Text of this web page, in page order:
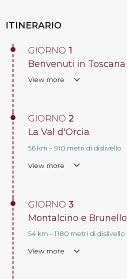
ITINERARIO
GIORNO 1
Benvenuti in Toscana
View more
GIORNO2
La Val d'Orcia
56 km – 910 metri di dislivello
View more
GIORNO3
Montalcino e Brunello
54 km – 1180 metri di dislivello
View more